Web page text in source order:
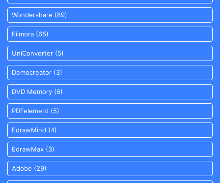
Wondershare (89)
Filmora (65)
UniConverter (5)
Democreator (3)
DVD Memory (6)
PDFelement (5)
EdrawMind (4)
EdrawMax (3)
Adobe (29)